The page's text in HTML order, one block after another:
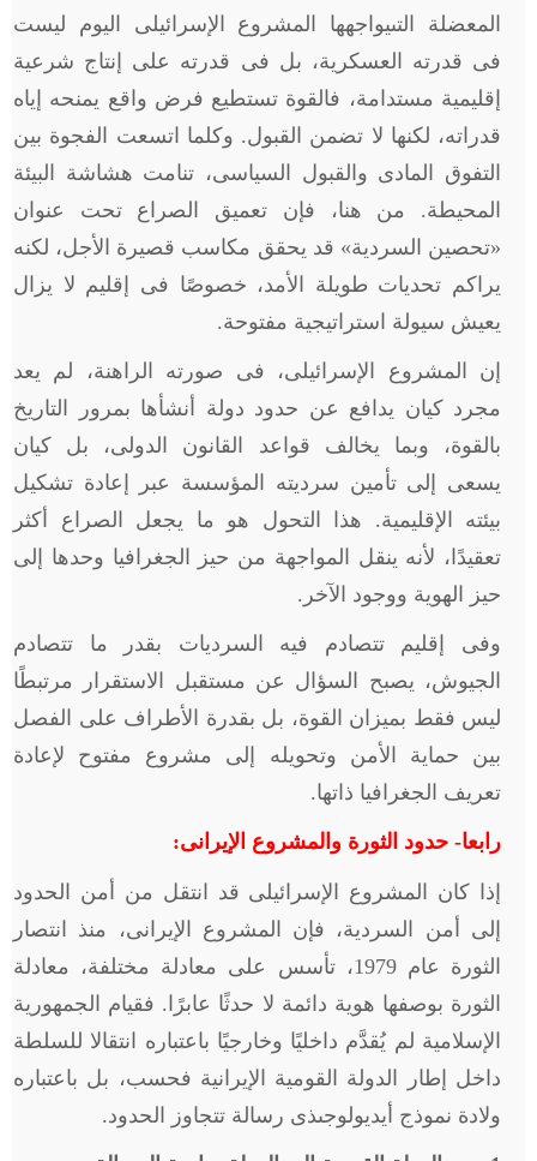
المعضلة التىيواجهها المشروع الإسرائيلى اليوم ليست
فى قدرته العسكرية، بل فى قدرته على إنتاج شرعية
إقليمية مستدامة، فالقوة تستطيع فرض واقع يمنحه إياه
قدراته، لكنها لا تضمن القبول. وكلما اتسعت الفجوة بين
التفوق المادى والقبول السياسى، تنامت هشاشة البيئة
المحيطة. من هنا، فإن تعميق الصراع تحت عنوان
«تحصين السردية» قد يحقق مكاسب قصيرة الأجل، لكنه
يراكم تحديات طويلة الأمد، خصوصًا فى إقليم لا يزال
يعيش سيولة استراتيجية مفتوحة.
إن المشروع الإسرائيلى، فى صورته الراهنة، لم يعد
مجرد كيان يدافع عن حدود دولة أنشأها بمرور التاريخ
بالقوة، وبما يخالف قواعد القانون الدولى، بل كيان
يسعى إلى تأمين سرديته المؤسسة عبر إعادة تشكيل
بيئته الإقليمية. هذا التحول هو ما يجعل الصراع أكثر
تعقيدًا، لأنه ينقل المواجهة من حيز الجغرافيا وحدها إلى
حيز الهوية ووجود الآخر.
وفى إقليم تتصادم فيه السرديات بقدر ما تتصادم
الجيوش، يصبح السؤال عن مستقبل الاستقرار مرتبطًا
ليس فقط بميزان القوة، بل بقدرة الأطراف على الفصل
بين حماية الأمن وتحويله إلى مشروع مفتوح لإعادة
تعريف الجغرافيا ذاتها.
رابعا- حدود الثورة والمشروع الإيرانى:
إذا كان المشروع الإسرائيلى قد انتقل من أمن الحدود
إلى أمن السردية، فإن المشروع الإيرانى، منذ انتصار
الثورة عام 1979، تأسس على معادلة مختلفة، معادلة
الثورة بوصفها هوية دائمة لا حدثًا عابرًا. فقيام الجمهورية
الإسلامية لم يُقدَّم داخليًا وخارجيًا باعتباره انتقالا للسلطة
داخل إطار الدولة القومية الإيرانية فحسب، بل باعتباره
ولادة نموذج أيديولوجىذى رسالة تتجاوز الحدود.